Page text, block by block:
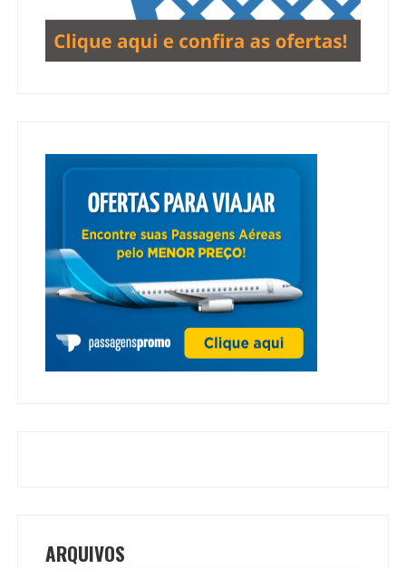
ARQUIVOS